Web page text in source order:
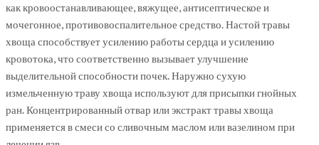
как кровоостанавливающее, вяжущее, антисептическое и
мочегонное, противовоспалительное средство. Настой травы
хвоща способствует усилению работы сердца и усилению
кровотока, что соответственно вызывает улучшение
выделительной способности почек. Наружно сухую
измельченную траву хвоща используют для присыпки гнойных
ран. Концентрированный отвар или экстракт травы хвоща
применяется в смеси со сливочным маслом или вазелином при